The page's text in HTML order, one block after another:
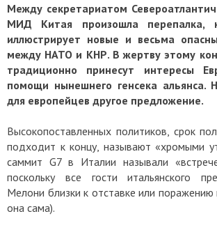
Между секретариатом
МИД Китая произошла перепалка,
иллюстрирует новые и весьма
между НАТО и КНР. В жертву этому
традиционно принесут интересы
помощи нынешнего генсека альянса.
для европейцев другое предложение.
Высокопоставленных политиков, срок
подходит к концу, называют «хромыми
саммит G7 в Италии называли
поскольку все гости итальянского
Мелони близки к отставке или
она сама).